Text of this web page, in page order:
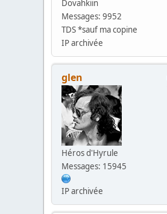
Dovahkiin
Messages: 9952
TDS *sauf ma copine
IP archivée
glen
Héros d'Hyrule
Messages: 15945
IP archivée